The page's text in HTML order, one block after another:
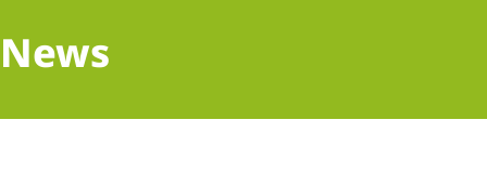
News